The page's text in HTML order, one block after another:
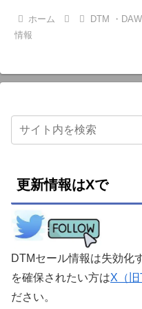
ホーム
DTM ・
情報
更新情報はXで
DTMセール情報は失効化
を確保されたい方はX（
ださい。